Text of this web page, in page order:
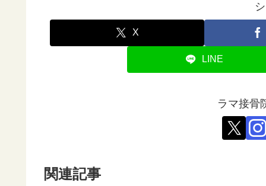
X
LINE
ラマ接骨
関連記事